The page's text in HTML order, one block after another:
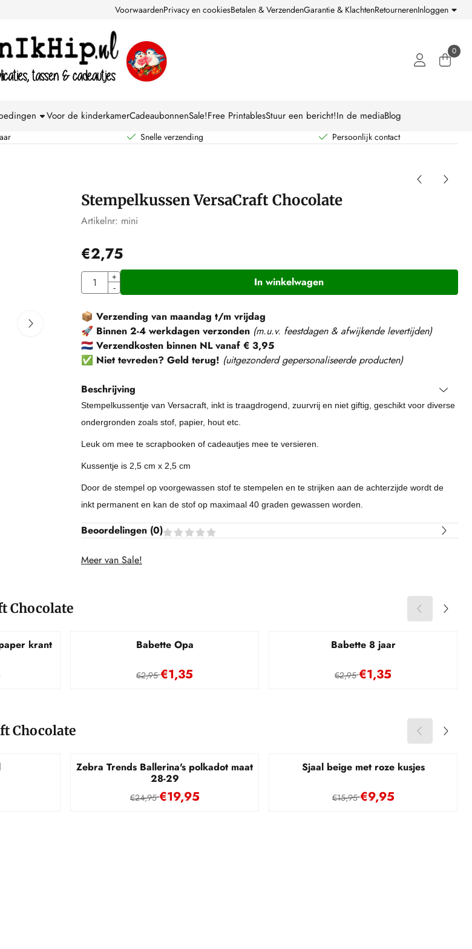
VoorwaardenPrivacy en cookiesBetalen & VerzendenGarantie & KlachtenRetournerenInloggen
0
Voor de kinderkamerCadeaubonnenSale!Free PrintablesStuur een bericht!In de mediaBlog
Snelle verzending
Persoonlijk contact
Stempelkussen VersaCraft Chocolate
Artikelnr: mini
€2,75
Aantal
+
-
In winkelwagen
📦 Verzending van maandag t/m vrijdag
🚀 Binnen 2-4 werkdagen verzonden (m.u.v. feestdagen & afwijkende levertijden)
🇳🇱 Verzendkosten binnen NL vanaf € 3,95
✅ Niet tevreden? Geld terug! (uitgezonderd gepersonaliseerde producten)
Beschrijving
Stempelkussentje van Versacraft, inkt is traagdrogend, zuurvrij en niet giftig, geschikt voor diverse
ondergronden zoals stof, papier, hout etc.
Leuk om mee te scrapbooken of cadeautjes mee te versieren.
Kussentje is 2,5 cm x 2,5 cm
Door de stempel op voorgewassen stof te stempelen en te strijken aan de achterzijde wordt de
inkt permanent en kan de stof op maximaal 40 graden gewassen worden.
Beoordelingen (0)
Meer van Sale!
Chocolate
krant
voor 14,95
Babette Opa
Van 2,95 voor 1,35
€2,95€1,35
Babette 8 jaar
Van 2,95 voor 1,35
€2,95€1,35
Chocolate
1,35
Zebra Trends Ballerina's polkadot maat
28-29
Van 24,95 voor 19,95
€24,95€19,95
Sjaal beige met roze kusjes
Van 15,95 voor 9,95
€15,95€9,95